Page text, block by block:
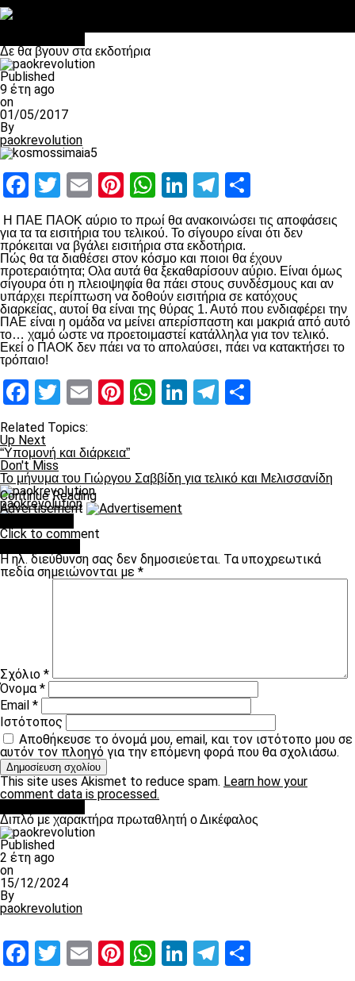
Δε θα βγουν στα εκδοτήρια
Published
9 έτη ago
on
01/05/2017
By
paokrevolution
Facebook
Twitter
EmailPinterest
WhatsApp
LinkedIn
Telegram
Η ΠΑΕ ΠΑΟΚ αύριο το πρωί θα ανακοινώσει τις αποφάσεις
για τα τα εισιτήρια του τελικού. Το σίγουρο είναι ότι δεν
πρόκειται να βγάλει εισιτήρια στα εκδοτήρια.
Πώς θα τα διαθέσει στον κόσμο και ποιοι θα έχουν
προτεραιότητα; Ολα αυτά θα ξεκαθαρίσουν αύριο. Είναι όμως
σίγουρα ότι η πλειοψηφία θα πάει στους συνδέσμους και αν
υπάρχει περίπτωση να δοθούν εισιτήρια σε κατόχους
διαρκείας, αυτοί θα είναι της θύρας 1. Αυτό που ενδιαφέρει την
ΠΑΕ είναι η ομάδα να μείνει απερίσπαστη και μακριά από αυτό
το… χαμό ώστε να προετοιμαστεί κατάλληλα για τον τελικό.
Εκεί ο ΠΑΟΚ δεν πάει να το απολαύσει, πάει να κατακτήσει το
τρόπαιο!
Facebook
Twitter
EmailPinterest
WhatsApp
LinkedIn
Telegram
Related Topics:
Up Next
“Υπομονή και διάρκεια”
Don't Miss
Το μήνυμα του Γιώργου Σαββίδη για τελικό και Μελισσανίδη
paokrevolution
Continue Reading
Advertisement
Click to comment
Η ηλ. διεύθυνση σας δεν δημοσιεύεται. Τα υποχρεωτικά
πεδία σημειώνονται με *
Σχόλιο *
Όνομα*
Email *
Ιστότοπος
Αποθήκευσε το όνομά μου, email, και τον ιστότοπο μου σε
αυτόν τον πλοηγό για την επόμενη φορά που θα σχολιάσω.
This site uses Akismet to reduce spam. Learn how your
comment data is processed.
Διπλό με χαρακτήρα πρωταθλητή ο Δικέφαλος
Published
2 έτη ago
on
15/12/2024
By
paokrevolution
Facebook
Twitter
EmailPinterest
WhatsApp
LinkedIn
Telegram